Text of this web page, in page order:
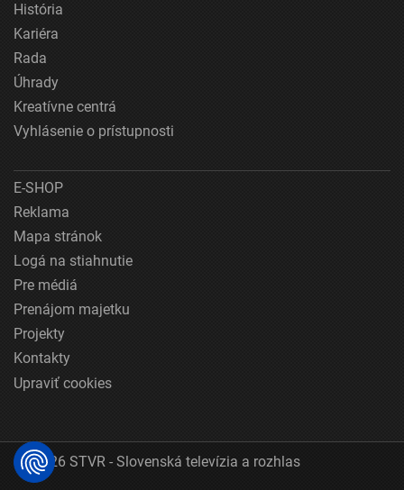
História
Kariéra
Rada
Úhrady
Kreatívne centrá
Vyhlásenie o prístupnosti
E-SHOP
Reklama
Mapa stránok
Logá na stiahnutie
Pre médiá
Prenájom majetku
Projekty
Kontakty
Upraviť cookies
© 2026 STVR - Slovenská televízia a rozhlas